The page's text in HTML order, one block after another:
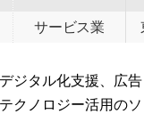
サービス業
ジタル化支援、広
クノロジー活用の